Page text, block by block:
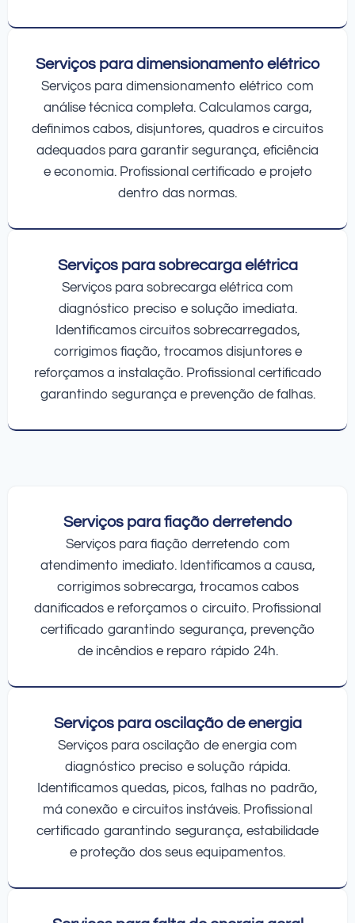
Serviços para dimensionamento elétrico
Serviços para dimensionamento elétrico com
análise técnica completa. Calculamos carga,
definimos cabos, disjuntores, quadros e circuitos
adequados para garantir segurança, eficiência
e economia. Profissional certificado e projeto
dentro das normas.
Serviços para sobrecarga elétrica
Serviços para sobrecarga elétrica com
diagnóstico preciso e solução imediata.
Identificamos circuitos sobrecarregados,
corrigimos fiação, trocamos disjuntores e
reforçamos a instalação. Profissional certificado
garantindo segurança e prevenção de falhas.
Serviços para fiação derretendo
Serviços para fiação derretendo com
atendimento imediato. Identificamos a causa,
corrigimos sobrecarga, trocamos cabos
danificados e reforçamos o circuito. Profissional
certificado garantindo segurança, prevenção
de incêndios e reparo rápido 24h.
Serviços para oscilação de energia
Serviços para oscilação de energia com
diagnóstico preciso e solução rápida.
Identificamos quedas, picos, falhas no padrão,
má conexão e circuitos instáveis. Profissional
certificado garantindo segurança, estabilidade
e proteção dos seus equipamentos.